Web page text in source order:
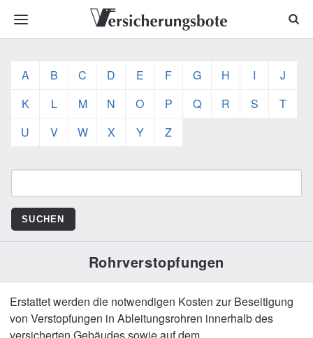
A B C D E F G H I
J
K
L M N O P Q R S
T
U
V W X Y Z
Rohrverstopfungen
Erstattet werden die notwendigen Kosten zur Beseitigung
von Verstopfungen in Ableitungsrohren innerhalb des